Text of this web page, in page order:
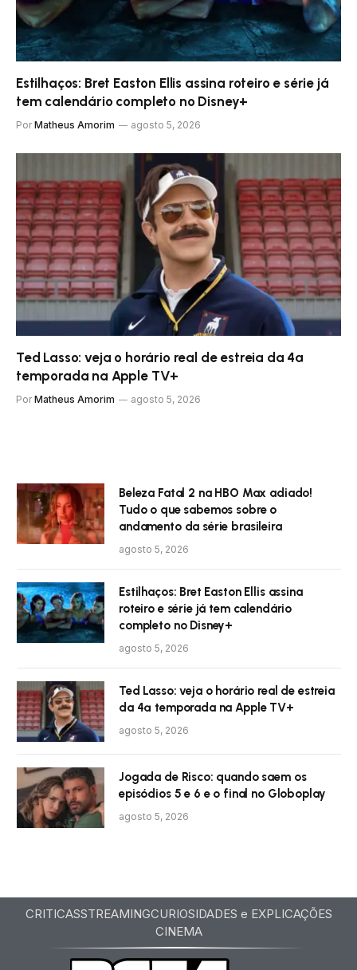
Estilhaços: Bret Easton Ellis assina roteiro e série já
tem calendário completo no Disney+
Por Matheus Amorim agosto 5, 2026
Ted Lasso: veja o horário real de estreia da 4ª
temporada na Apple TV+
Por Matheus Amorim agosto 5, 2026
Beleza Fatal 2 na HBO Max adiado!
Tudo o que sabemos sobre o
andamento da série brasileira
agosto 5, 2026
Estilhaços: Bret Easton Ellis assina
roteiro e série já tem calendário
completo no Disney+
agosto 5, 2026
Ted Lasso: veja o horário real de estreia
da 4ª temporada na Apple TV+
agosto 5, 2026
Jogada de Risco: quando saem os
episódios 5 e 6 e o final no Globoplay
agosto 5, 2026
CRITICASSTREAMINGCURIOSIDADES e EXPLICAÇÕES
CINEMA